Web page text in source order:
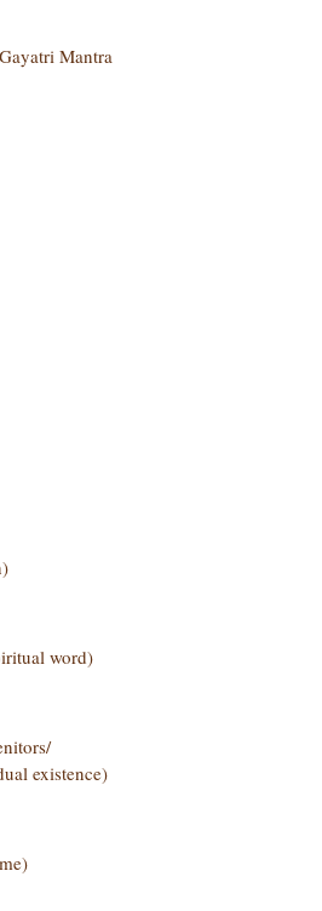
Mantra
word)
existence)